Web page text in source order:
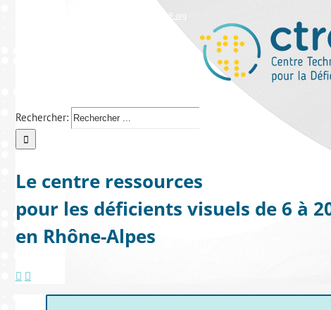
ctrdv@lespep69.org
Rechercher:
Le centre ressources
pour les déficients visuels de 6 à
en Rhône-Alpes